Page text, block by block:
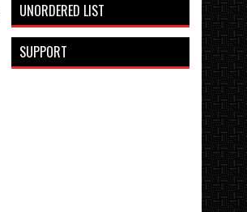
UNORDERED LIST
SUPPORT